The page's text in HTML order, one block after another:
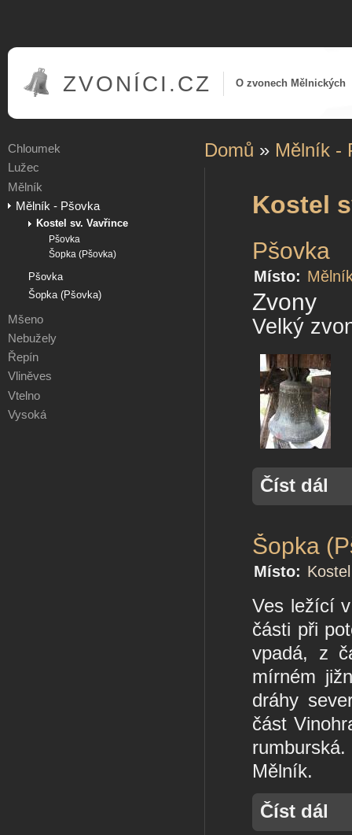
ZVONÍCI.CZ O zvonech Mělnických
Chloumek
Lužec
Mělník
Mělník - Pšovka
Kostel sv. Vavřince
Pšovka
Šopka (Pšovka)
Pšovka
Šopka (Pšovka)
Mšeno
Nebužely
Řepín
Vliněves
Vtelno
Vysoká
Domů » Mělník -
Kostel
Pšovka
Místo:
Zvony
Velký
Číst dál
Šopka
Místo:
Ves ležící
části při
vpadá, z
mírném
dráhy
část
Mělník.
Číst dál